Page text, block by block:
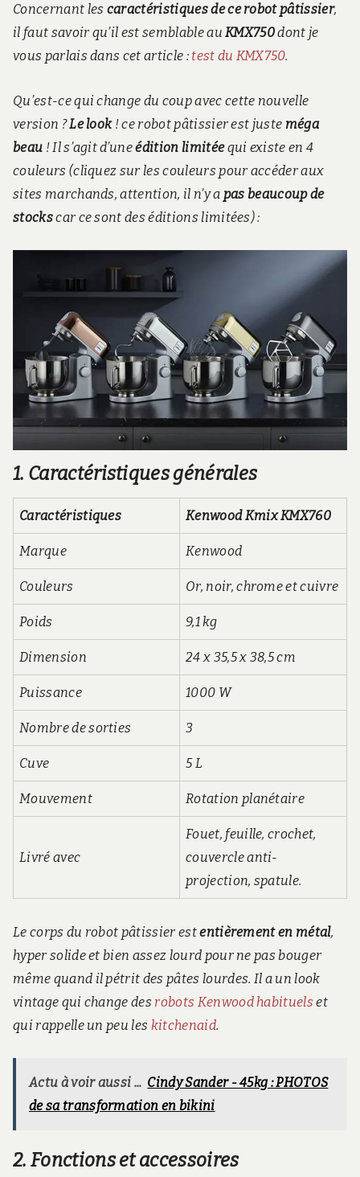
Concernant les caractéristiques de ce robot pâtissier,
il faut savoir qu’il est semblable auKMX750dont je
vous parlais dans cet article :test du KMX750.
Qu’est-ce qui change du coup avec cette nouvelle
version ?Le look! ce robot pâtissier est juste méga
beau ! Il s’agit d’uneédition limitéequi existe en 4
couleurs (cliquez sur les couleurs pour accéder aux
sites marchands, attention, il n’y a pas beaucoup de
stockscar ce sont des éditions limitées) :
1. Caractéristiques générales
Caractéristiques Kenwood Kmix KMX760
Marque Kenwood
Couleurs Or, noir, chrome et cuivre
Poids 9,1 kg
Dimension 24 x 35,5 x 38,5 cm
Puissance 1000 W
Nombre de sorties 3
Cuve 5 L
Mouvement Rotation planétaire
Livré avec
Fouet, feuille, crochet,
couvercle anti-
projection, spatule.
Le corps du robot pâtissier estentièrement en métal,
hyper solide et bien assez lourd pour ne pas bouger
même quand il pétrit des pâtes lourdes. Il a un look
vintage qui change des robots Kenwood habituels et
qui rappelle un peu les kitchenaid.
Actu à voir aussi ... Cindy Sander - 45kg : PHOTOS
de sa transformation en bikini
2. Fonctions et accessoires